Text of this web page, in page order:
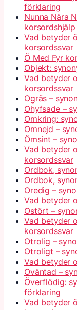
förklaring
Nunna Nära
korsordshjälp
Vad betyder
korsordssvar
Ö Med Fyr
Objekt:
Vad betyder
korsordssvar
Ogräs –
Ohyfsade –
Omkring:
Omnejd –
Ömsint –
Vad betyder
korsordssvar
Ordbok,
Ordbok,
Oredig –
Vad betyder
Ostört –
Vad betyder
korsordssvar
Otrolig –
Otroligt –
Vad betyder
Oväntad –
Överflödig:
förklaring
Vad betyder